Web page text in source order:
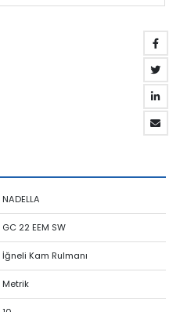
NADELLA
GC 22 EEM SW
İğneli Kam Rulmanı
Metrik